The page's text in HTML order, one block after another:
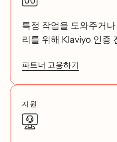
특정 작업을 도와주거
리를 위해 Klaviyo 인증
파트너 고용하기
지원